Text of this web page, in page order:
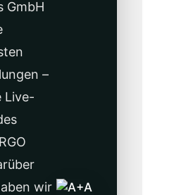
GmbH
–
Live-
wir